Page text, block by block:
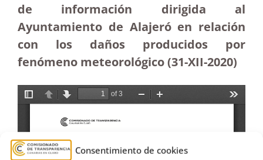
Consentimiento de cookies
de información dirigida al
Ayuntamiento de Alajeró en relación
con los daños producidos por
fenómeno meteorológico (31-XII-2020)